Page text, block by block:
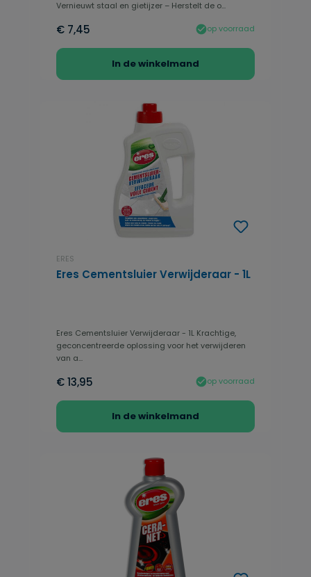
Vernieuwt staal en gietijzer – Herstelt de o...
€ 7,45 op voorraad
In de winkelmand
ERES
Eres Cementsluier Verwijderaar - 1L
Eres Cementsluier Verwijderaar - 1L Krachtige,
geconcentreerde oplossing voor het verwijderen
van a...
€ 13,95 op voorraad
In de winkelmand